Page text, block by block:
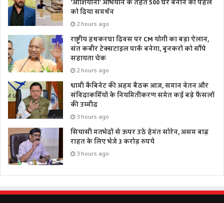
‘आशियाना’ अभियान के तहत 500 घर बनाने की पहल
को दिया समर्थन
2 hours ago
राष्ट्रीय हथकरघा दिवस पर CM योगी का बड़ा ऐलान,
संत कबीर टेक्सटाइल पार्क बनेगा, बुनकरों को सौंपे
सहायता चेक
2 hours ago
धामी कैबिनेट की अहम बैठक आज, समान वेतन और
संविदाकर्मियों के नियमितीकरण समेत कई बड़े फैसलों
की उम्मीद
3 hours ago
सियासी मतभेदों से ऊपर उठे हेमंत सोरेन, असम बाढ़
राहत के लिए भेजे 3 करोड़ रुपये
3 hours ago